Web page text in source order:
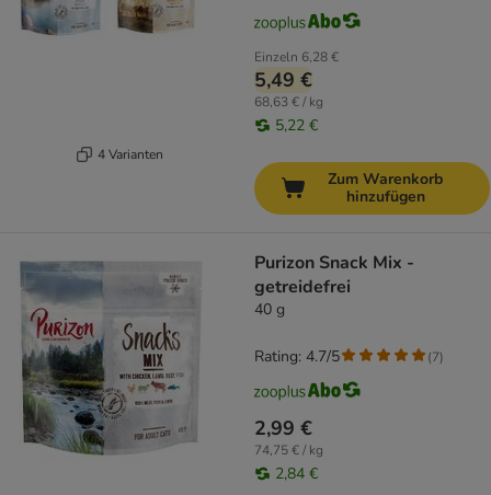
4 Varianten
Einzeln 6,28 €
5,49 €
68,63 € / kg
5,22 €
Zum Warenkorb
hinzufügen
Purizon Snack Mix -
getreidefrei
40 g
2,99 €
74,75 € / kg
2,84 €
Rating: 4.7/5 (7)